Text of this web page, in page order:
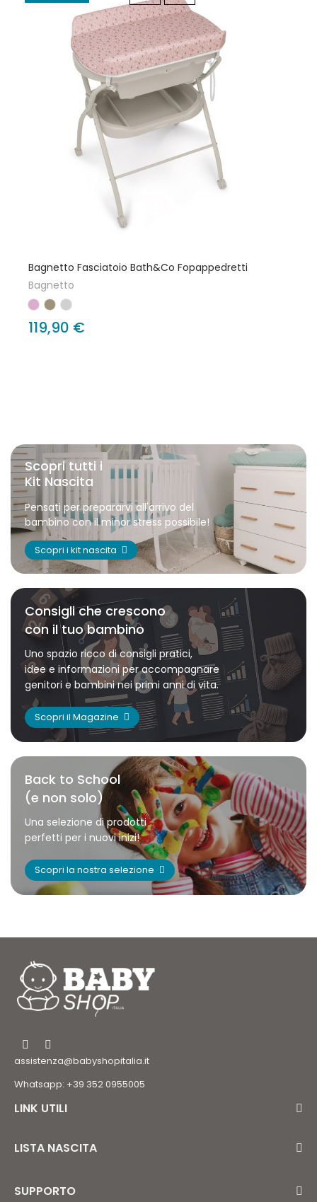
Bagnetto Fasciatoio Bath&Co Fopappedretti
Bagnetto
119,90 €
Scopri tutti i
Kit Nascita
Pensati per prepararvi all'arrivo del
bambino con il minor stress possibile!
Scopri i kit nascita
Consigli che crescono
con il tuo bambino
Uno spazio ricco di consigli pratici,
idee e informazioni per accompagnare
genitori e bambini nei primi anni di vita.
Scopri il Magazine
Back to School
(e non solo)
Una selezione di prodotti
perfetti per i nuovi inizi!
Scopri la nostra selezione
assistenza@babyshopitalia.it
Whatsapp: +39 352 0955005
LINK UTILI
LISTA NASCITA
SUPPORTO